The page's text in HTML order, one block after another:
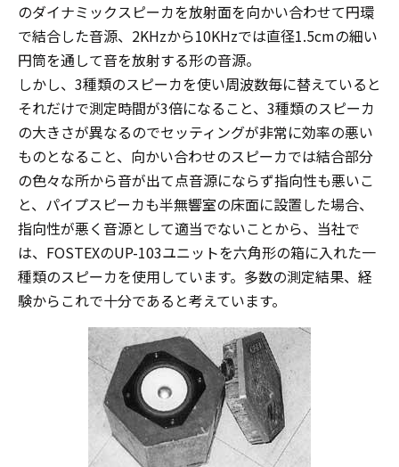
のダイナミックスピーカを放射面を向かい合わせて円環
で結合した音源、2KHzから10KHzでは直径1.5cmの細い
円筒を通して音を放射する形の音源。
しかし、3種類のスピーカを使い周波数毎に替えていると
それだけで測定時間が3倍になること、3種類のスピーカ
の大きさが異なるのでセッティングが非常に効率の悪い
ものとなること、向かい合わせのスピーカでは結合部分
の色々な所から音が出て点音源にならず指向性も悪いこ
と、パイプスピーカも半無響室の床面に設置した場合、
指向性が悪く音源として適当でないことから、当社で
は、FOSTEXのUP-103ユニットを六角形の箱に入れた一
種類のスピーカを使用しています。多数の測定結果、経
験からこれで十分であると考えています。